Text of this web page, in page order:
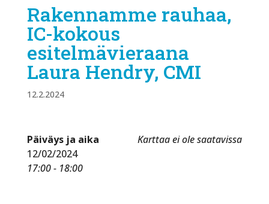
Rakennamme rauhaa,
IC-kokous
esitelmävieraana
Laura Hendry, CMI
12.2.2024
Karttaa ei ole saatavissa
Päiväys ja aika
12/02/2024
17:00 - 18:00